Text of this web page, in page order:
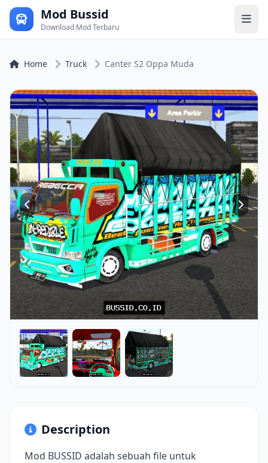
Mod Bussid
Download Mod Terbaru
Home Truck Canter S2 Oppa Muda
Description
Mod BUSSID adalah sebuah file untuk